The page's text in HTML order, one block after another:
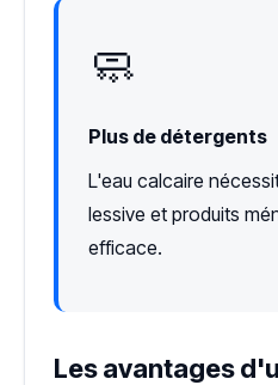
🧼
Plus de détergents
L'eau calcaire
lessive et produits
efficace.
Les avantages